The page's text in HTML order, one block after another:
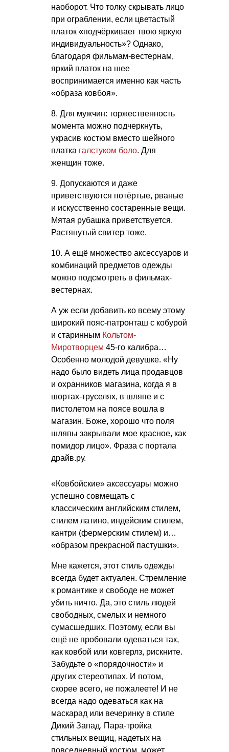
наоборот. Что толку скрывать лицо
при ограблении, если цветастый
платок «подчёркивает твою яркую
индивидуальность»? Однако,
благодаря фильмам-вестернам,
яркий платок на шее
воспринимается именно как часть
«образа ковбоя».
8. Для мужчин: торжественность
момента можно подчеркнуть,
украсив костюм вместо шейного
платка галстуком боло. Для
женщин тоже.
9. Допускаются и даже
приветствуются потёртые, рваные
и искусственно состаренные вещи.
Мятая рубашка приветствуется.
Растянутый свитер тоже.
10. А ещё множество аксессуаров и
комбинаций предметов одежды
можно подсмотреть в фильмах-
вестернах.
А уж если добавить ко всему этому
широкий пояс-патронташ с кобурой
и старинным Кольтом-
Миротворцем 45-го калибра…
Особенно молодой девушке. «Ну
надо было видеть лица продавцов
и охранников магазина, когда я в
шортах-труселях, в шляпе и с
пистолетом на поясе вошла в
магазин. Боже, хорошо что поля
шляпы закрывали мое красное, как
помидор лицо». Фраза с портала
драйв.ру.
«Ковбойские» аксессуары можно
успешно совмещать с
классическим английским стилем,
стилем латино, индейским стилем,
кантри (фермерским стилем) и…
«образом прекрасной пастушки».
Мне кажется, этот стиль одежды
всегда будет актуален. Стремление
к романтике и свободе не может
убить ничто. Да, это стиль людей
свободных, смелых и немного
сумасшедших. Поэтому, если вы
ещё не пробовали одеваться так,
как ковбой или ковгерлз, рискните.
Забудьте о «порядочности» и
других стереотипах. И потом,
скорее всего, не пожалеете! И не
всегда надо одеваться как на
маскарад или вечеринку в стиле
Дикий Запад. Пара-тройка
стильных вещиц, надетых на